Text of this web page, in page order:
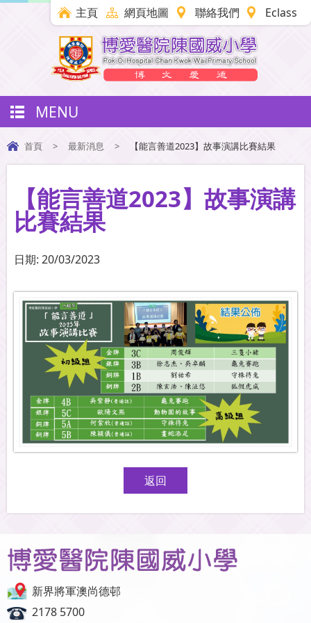
主頁 網頁地圖 聯絡我們 Eclass
MENU
首頁 > 最新消息 > 【能言善道2023】故事演講比賽結果
【能言善道2023】故事演講
比賽結果
日期: 20/03/2023
返回
新界將軍澳尚德邨
2178 5700